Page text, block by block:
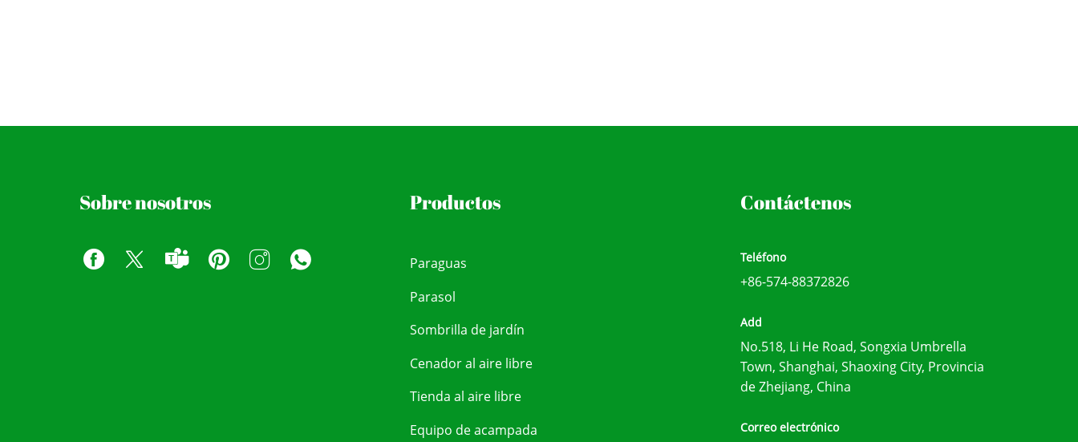
Sobre nosotros Productos
Paraguas
Parasol
Sombrilla de jardín
Cenador al aire libre
Tienda al aire libre
Equipo de acampada
Contáctenos
Teléfono
+86-574-88372826
Add
No.518, Li He Road, Songxia Umbrella
Town, Shanghai, Shaoxing City, Provincia
de Zhejiang, China
Correo electrónico